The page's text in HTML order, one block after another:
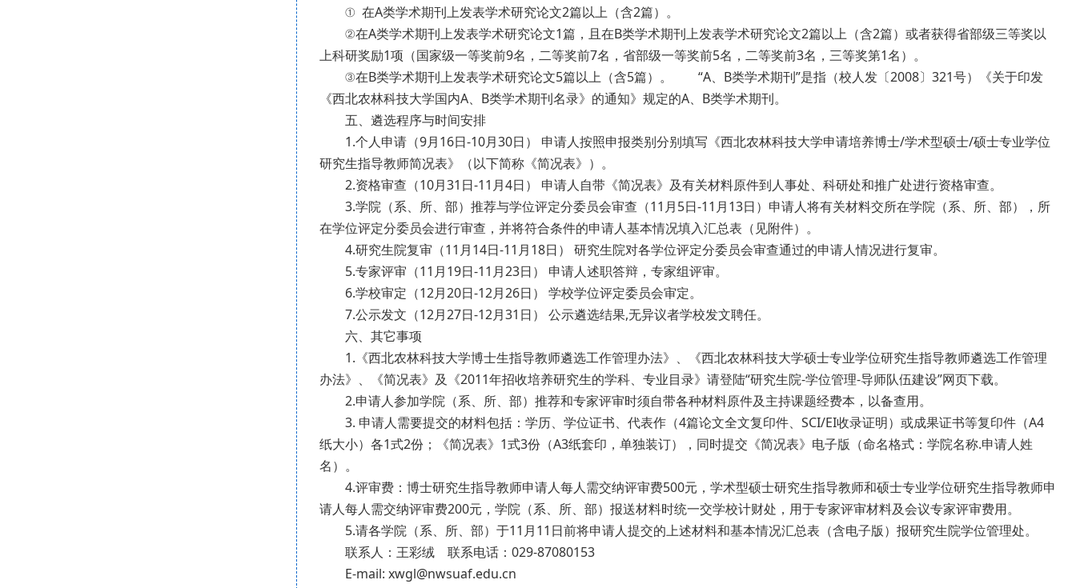
① 在A类学术期刊上发表学术研究论文2篇以上（含2篇）。
②在A类学术期刊上发表学术研究论文1篇，且在B类学术期刊上发表学术研究论文2篇以上（含2篇）或者获得省部级三等奖以
上科研奖励1项（国家级一等奖前9名，二等奖前7名，省部级一等奖前5名，二等奖前3名，三等奖第1名）。
③在B类学术期刊上发表学术研究论文5篇以上（含5篇）。 “A、B类学术期刊”是指（校人发〔2008〕321号）《关于印发
《西北农林科技大学国内A、B类学术期刊名录》的通知》规定的A、B类学术期刊。
五、遴选程序与时间安排
1.个人申请（9月16日-10月30日） 申请人按照申报类别分别填写《西北农林科技大学申请培养博士/学术型硕士/硕士专业学位
研究生指导教师简况表》（以下简称《简况表》）。
2.资格审查（10月31日-11月4日） 申请人自带《简况表》及有关材料原件到人事处、科研处和推广处进行资格审查。
3.学院（系、所、部）推荐与学位评定分委员会审查（11月5日-11月13日）申请人将有关材料交所在学院（系、所、部），所
在学位评定分委员会进行审查，并将符合条件的申请人基本情况填入汇总表（见附件）。
4.研究生院复审（11月14日-11月18日） 研究生院对各学位评定分委员会审查通过的申请人情况进行复审。
5.专家评审（11月19日-11月23日） 申请人述职答辩，专家组评审。
6.学校审定（12月20日-12月26日） 学校学位评定委员会审定。
7.公示发文（12月27日-12月31日） 公示遴选结果,无异议者学校发文聘任。
六、其它事项
1.《西北农林科技大学博士生指导教师遴选工作管理办法》、《西北农林科技大学硕士专业学位研究生指导教师遴选工作管理
办法》、《简况表》及《2011年招收培养研究生的学科、专业目录》请登陆“研究生院-学位管理-导师队伍建设”网页下载。
2.申请人参加学院（系、所、部）推荐和专家评审时须自带各种材料原件及主持课题经费本，以备查用。
3. 申请人需要提交的材料包括：学历、学位证书、代表作（4篇论文全文复印件、SCI/EI收录证明）或成果证书等复印件（A4
纸大小）各1式2份；《简况表》1式3份（A3纸套印，单独装订），同时提交《简况表》电子版（命名格式：学院名称.申请人姓
名）。
4.评审费：博士研究生指导教师申请人每人需交纳评审费500元，学术型硕士研究生指导教师和硕士专业学位研究生指导教师申
请人每人需交纳评审费200元，学院（系、所、部）报送材料时统一交学校计财处，用于专家评审材料及会议专家评审费用。
5.请各学院（系、所、部）于11月11日前将申请人提交的上述材料和基本情况汇总表（含电子版）报研究生院学位管理处。
联系人：王彩绒 联系电话：029-87080153
E-mail: xwgl@nwsuaf.edu.cn